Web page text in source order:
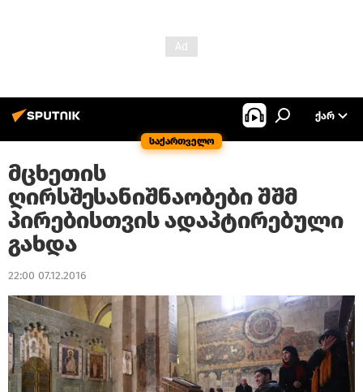
საქართველო
ᲥᲐᲠ
მცხეთის
ღირსშესანიშნაობები შშმ
პირებისთვის ადაპტირებული
გახდა
22:00 07.12.2016